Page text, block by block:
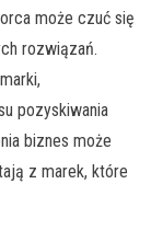
może czuć się
rozwiązań.
pozyskiwania
biznes może
z marek, które